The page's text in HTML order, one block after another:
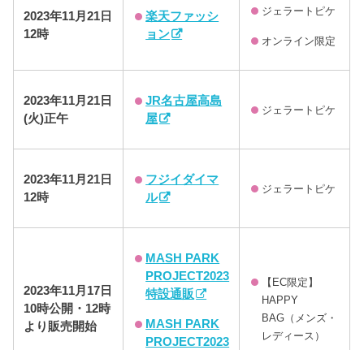
2023年11月21日
12時
楽天ファッシ
ョン
ジェラートピケ
オンライン限定
2023年11月21日
(火)正午
JR名古屋高島
屋
ジェラートピケ
2023年11月21日
12時
フジイダイマ
ル
ジェラートピケ
2023年11月17日
10時公開・12時
より販売開始
MASH PARK
PROJECT2023
特設通販
MASH PARK
PROJECT2023
【EC限定】
HAPPY
BAG（メンズ・
レディース）